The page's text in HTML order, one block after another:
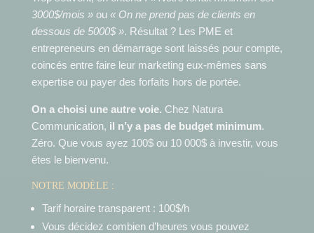
3000$/mois » ou « On ne prend pas de clients en
dessous de 5000$ ». Résultat ? Les PME et
entrepreneurs en démarrage sont laissés pour compte,
coincés entre faire leur marketing eux-mêmes sans
expertise ou payer des forfaits hors de portée.
On a choisi une autre voie. Chez Natura
Communication, il n’y a pas de budget minimum.
Zéro. Que vous ayez 100$ ou 10 000$ à investir, vous
êtes le bienvenu.
NOTRE MODÈLE :
Tarif horaire transparent : 100$/h
Vous décidez combien d’heures vous pouvez